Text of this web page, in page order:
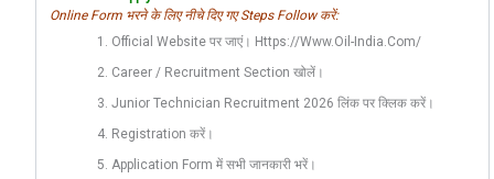
Online Form भरने के लिए नीचे दिए गए Steps Follow करें:
Official Website पर जाएं। Https://www.oil-India.com/
Career / Recruitment Section खोलें।
Junior Technician Recruitment 2026 लिंक पर क्लिक करें।
Registration करें।
Application Form में सभी जानकारी भरें।